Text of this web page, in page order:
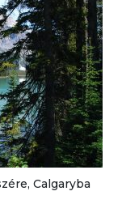
Calgaryba